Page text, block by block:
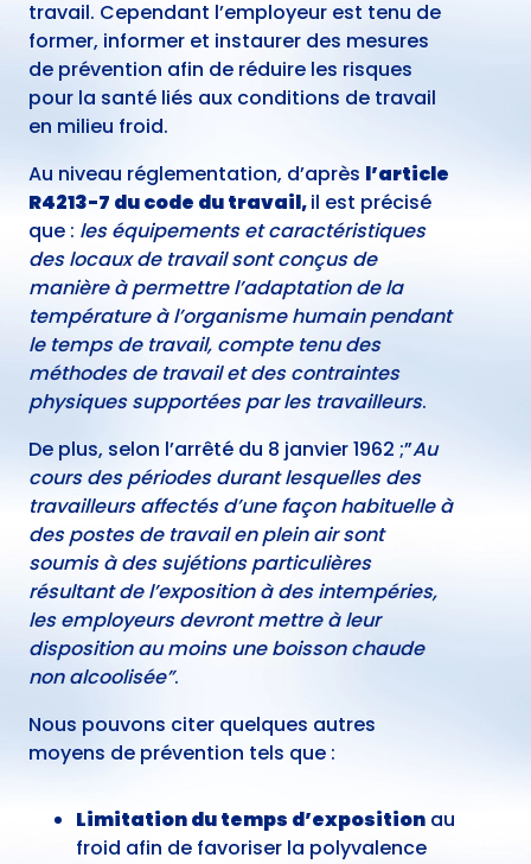
travail. Cependant l’employeur est tenu de
former, informer et instaurer des mesures
de prévention afin de réduire les risques
pour la santé liés aux conditions de travail
en milieu froid.
Au niveau réglementation, d’après l’article
R4213-7 du code du travail,il est précisé
que : les équipements et caractéristiques
des locaux de travail sont conçus de
manière à permettre l’adaptation de la
température à l’organisme humain pendant
le temps de travail, compte tenu des
méthodes de travail et des contraintes
physiques supportées par les travailleurs.
De plus, selon l’arrêté du 8 janvier 1962 ;”Au
cours des périodes durant lesquelles des
travailleurs affectés d’une façon habituelle à
des postes de travail en plein air sont
soumis à des sujétions particulières
résultant de l’exposition à des intempéries,
les employeurs devront mettre à leur
disposition au moins une boisson chaude
non alcoolisée”.
Nous pouvons citer quelques autres
moyens de prévention tels que :
Limitation du temps d’exposition au
froid afin de favoriser la polyvalence